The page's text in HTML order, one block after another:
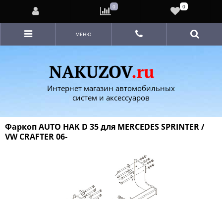
Интернет магазин автомобильных
систем и аксессуаров
МЕНЮ
Фаркоп AUTO HAK D 35 для MERCEDES SPRINTER /
VW CRAFTER 06-
0 0